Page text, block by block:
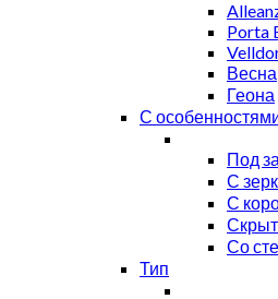
Porta
Весна
Геона
С
Под
С
С
Со
Тип